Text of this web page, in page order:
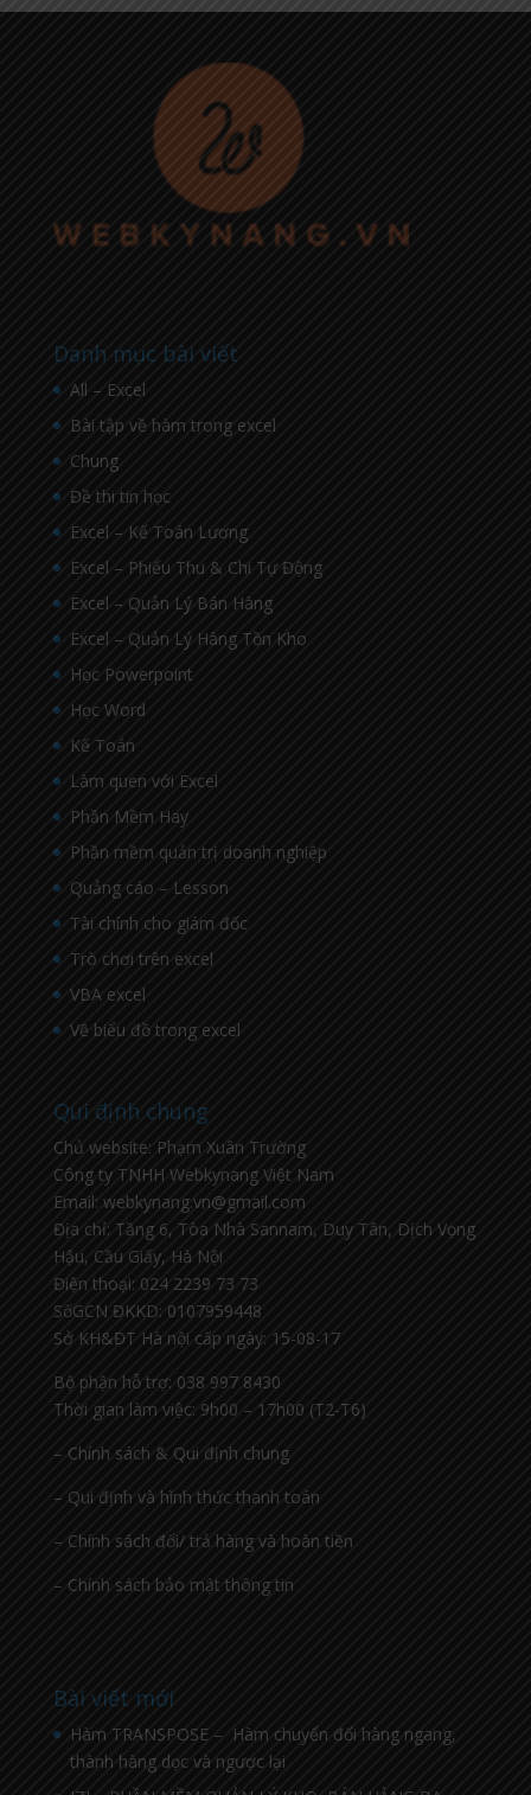
Danh mục bài viết
All – Excel
Bài tập về hàm trong excel
Chung
Đề thi tin học
Excel – Kế Toán Lương
Excel – Phiếu Thu & Chi Tự Động
Excel – Quản Lý Bán Hàng
Excel – Quản Lý Hàng Tồn Kho
Học Powerpoint
Học Word
Kế Toán
Làm quen với Excel
Phần Mềm Hay
Phần mềm quản trị doanh nghiệp
Quảng cáo – Lesson
Tài chính cho giám đốc
Trò chơi trên excel
VBA excel
Vẽ biểu đồ trong excel
Qui định chung
Chủ website: Phạm Xuân Trường
Công ty TNHH Webkynang Việt Nam
Email: webkynang.vn@gmail.com
Địa chỉ: Tầng 6, Tòa Nhà Sannam, Duy Tân, Dịch Vọng
Hậu, Cầu Giấy, Hà Nội
Điện thoại: 024 2239 73 73
SốGCN ĐKKD: 0107959448
Sở KH&ĐT Hà nội cấp ngày: 15-08-17
Bộ phận hỗ trợ: 038 997 8430
Thời gian làm việc: 9h00 – 17h00 (T2-T6)
– Chính sách & Qui định chung
– Qui định và hình thức thanh toán
– Chính sách đổi/ trả hàng và hoàn tiền
– Chính sách bảo mật thông tin
Bài viết mới
Hàm TRANSPOSE – Hàm chuyển đổi hàng ngang,
thành hàng dọc và ngược lại